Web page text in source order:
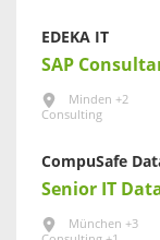
EDEKA IT
SAP
Minden +2
Consulting
CompuSafe
Senior IT
München +3